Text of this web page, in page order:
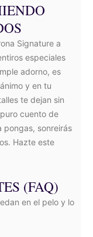
Signature a
especiales
adorno, es
y en tu
te dejan sin
cuento de
pongas, sonreirás
Hazte este
(FAQ)
en el pelo y lo